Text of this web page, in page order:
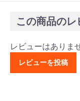
この商品のレ
レビューはありま
レビューを投稿